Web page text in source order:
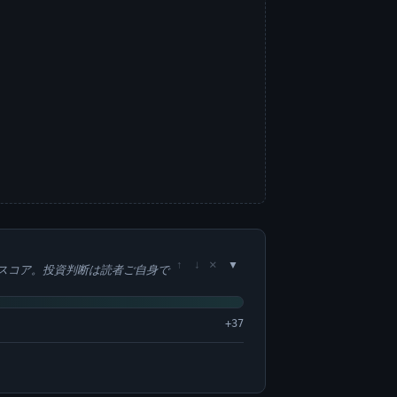
コア。投資判断は読者ご自身で ↑ ↓ ×
+37